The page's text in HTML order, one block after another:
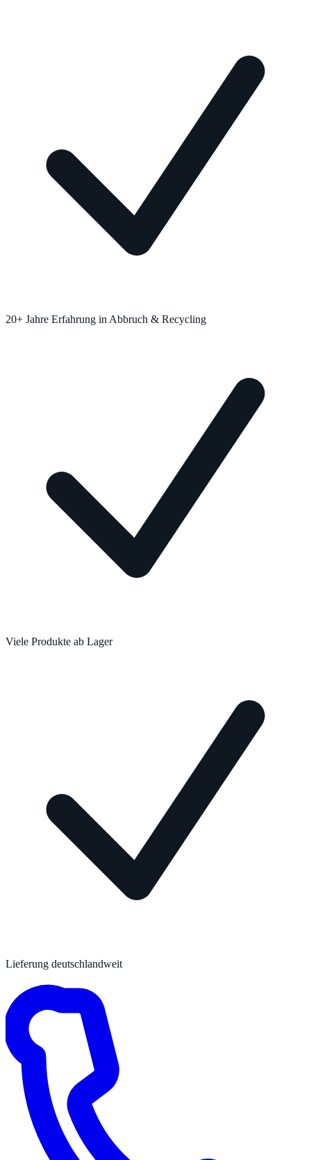
20+ Jahre Erfahrung in Abbruch & Recycling
Viele Produkte ab Lager
Lieferung deutschlandweit